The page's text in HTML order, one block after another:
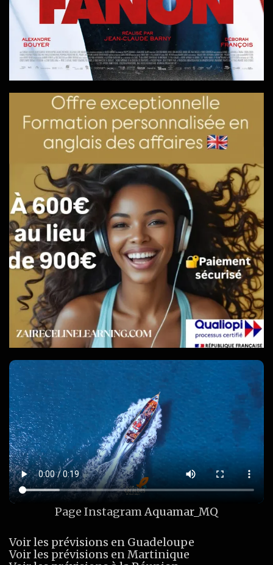
Page InstagramAquamar_MQ
Voir les prévisions en Guadeloupe
Voir les prévisions en Martinique